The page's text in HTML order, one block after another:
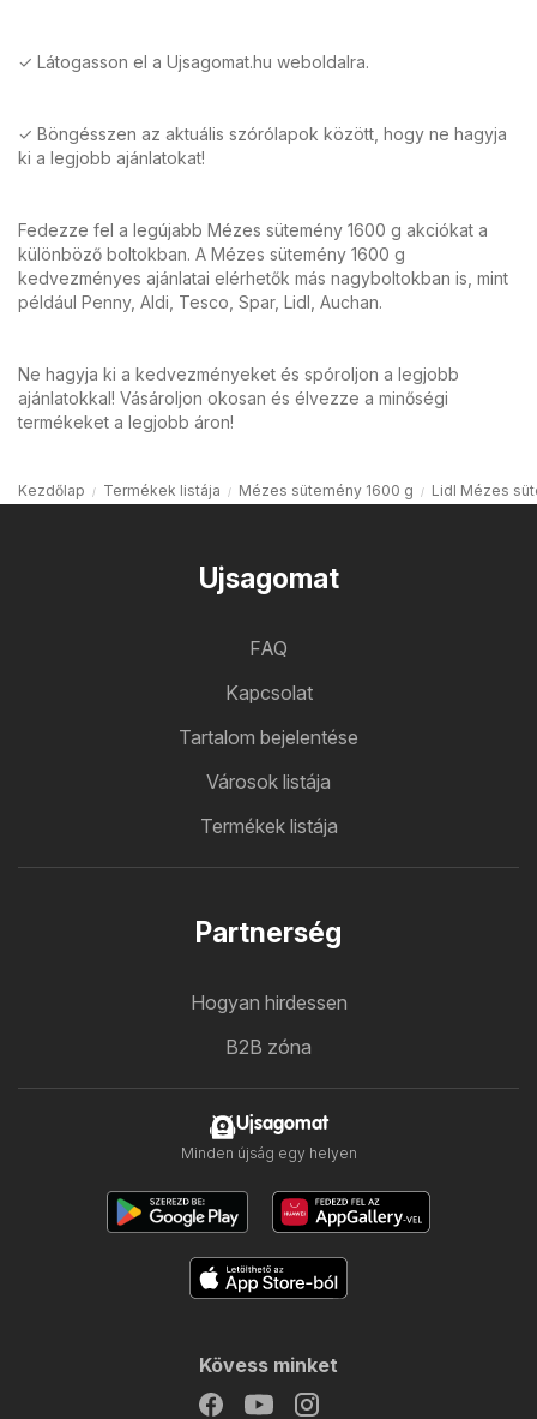
✓ Látogasson el a Ujsagomat.hu weboldalra.
✓ Böngésszen az aktuális szórólapok között, hogy ne hagyja
ki a legjobb ajánlatokat!
Fedezze fel a legújabb Mézes sütemény 1600 g akciókat a
különböző boltokban. A Mézes sütemény 1600 g
kedvezményes ajánlatai elérhetők más nagyboltokban is, mint
például Penny, Aldi, Tesco, Spar, Lidl, Auchan.
Ne hagyja ki a kedvezményeket és spóroljon a legjobb
ajánlatokkal! Vásároljon okosan és élvezze a minőségi
termékeket a legjobb áron!
Kezdőlap Termékek listája Mézes sütemény 1600 g Lidl Mézes
Ujsagomat
FAQ
Kapcsolat
Tartalom bejelentése
Városok listája
Termékek listája
Partnerség
Hogyan hirdessen
B2B zóna
Ujsagomat
Minden újság egy helyen
Kövess minket